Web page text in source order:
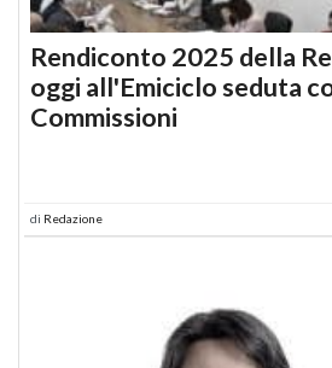
Rendiconto 2025 della
oggi all'Emiciclo seduta
Commissioni
di Redazione